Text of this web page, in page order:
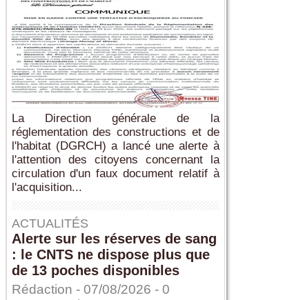
La Direction générale de la
réglementation des constructions et de
l'habitat (DGRCH) a lancé une alerte à
l'attention des citoyens concernant la
circulation d'un faux document relatif à
l'acquisition...
ACTUALITÉS
Alerte sur les réserves de sang
: le CNTS ne dispose plus que
de 13 poches disponibles
Rédaction - 07/08/2026 - 0